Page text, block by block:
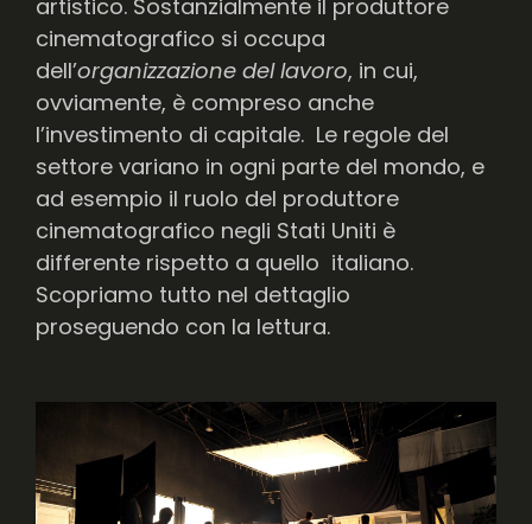
artistico. Sostanzialmente il produttore
cinematografico si occupa
dell’organizzazione del lavoro, in cui,
ovviamente, è compreso anche
l’investimento di capitale. Le regole del
settore variano in ogni parte del mondo, e
ad esempio il ruolo del produttore
cinematografico negli Stati Uniti è
differente rispetto a quello italiano.
Scopriamo tutto nel dettaglio
proseguendo con la lettura.